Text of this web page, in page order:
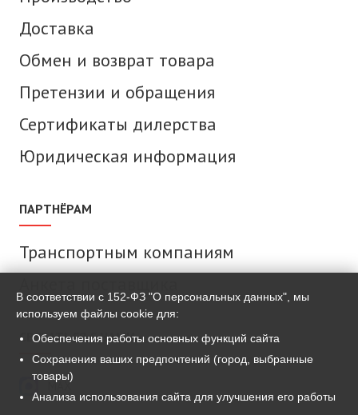
Доставка
Обмен и возврат товара
Претензии и обращения
Сертификаты дилерства
Юридическая информация
ПАРТНЁРАМ
Транспортным компаниям
СВЯЗАТЬСЯ С НАМИ
MAX
В соответствии с 152-ФЗ "О персональных данных", мы
используем файлы cookie для:
Обеспечения работы основных функций сайта
Сохранения ваших предпочтений (город, выбранные
товары)
Анализа использования сайта для улучшения его работы